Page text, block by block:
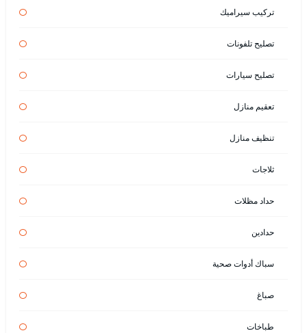
تركيب سيراميك
تصليح تلفونات
تصليح سيارات
تعقيم منازل
تنظيف منازل
ثلاجات
حداد مظلات
حدادين
سباك أدوات صحية
صباغ
طباخات